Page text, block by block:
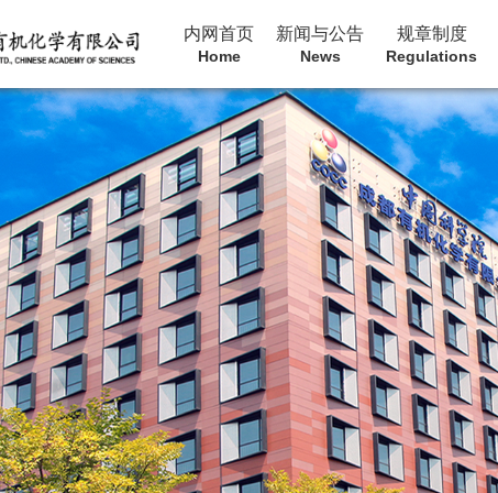
内网首页
Home
新闻与公告
News
规章制度
Regulations